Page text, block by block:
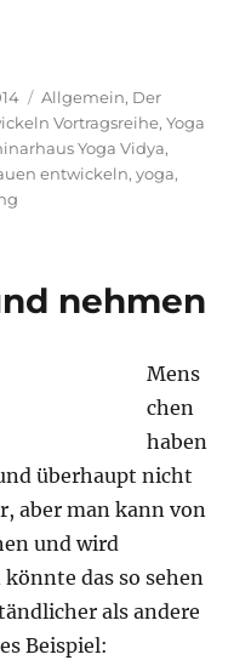
Kategorien
Allgemein, Der
Vortragsreihe,Yoga
Yoga Vidya,
entwickeln,yoga,
nehmen
Mens
chen
haben
überhaupt nicht
aber man kann von
und wird
das so sehen
als andere
Beispiel: